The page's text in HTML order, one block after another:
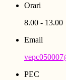
Orari
8.00 - 13.00
Email
PEC